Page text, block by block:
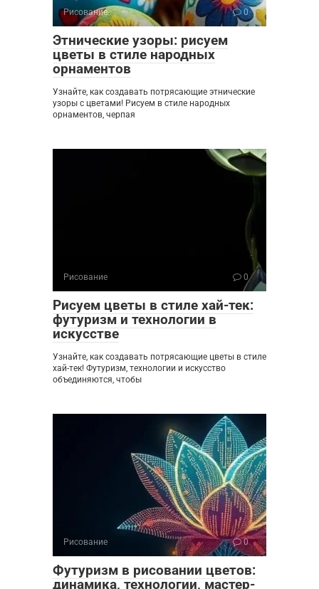
Рисование 0
Этнические узоры: рисуем
цветы в стиле народных
орнаментов
Узнайте, как создавать потрясающие этнические
узоры с цветами! Рисуем в стиле народных
орнаментов, черпая
Рисование 0
Рисуем цветы в стиле хай-тек:
футуризм и технологии в
искусстве
Узнайте, как создавать потрясающие цветы в стиле
хай-тек! Футуризм, технологии и искусство
объединяются, чтобы
Рисование 0
Футуризм в рисовании цветов:
динамика, технологии, мастер-